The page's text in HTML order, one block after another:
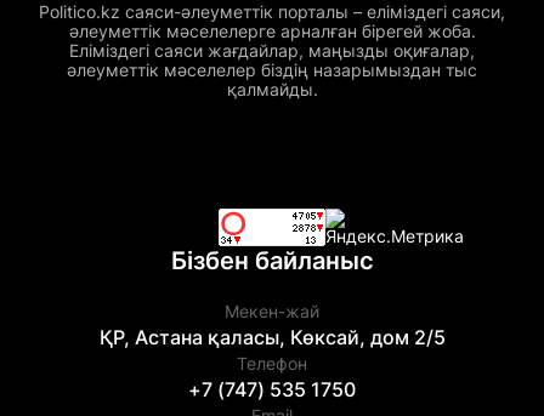
Politico.kz саяси-әлеуметтік порталы – еліміздегі саяси,
әлеуметтік мәселелерге арналған бірегей жоба.
Еліміздегі саяси жағдайлар, маңызды оқиғалар,
әлеуметтік мәселелер біздің назарымыздан тыс
қалмайды.
Бізбен байланыс
Мекен-жай
ҚР, Астана қаласы, Көксай, дом 2/5
Телефон
+7 (747) 535 1750